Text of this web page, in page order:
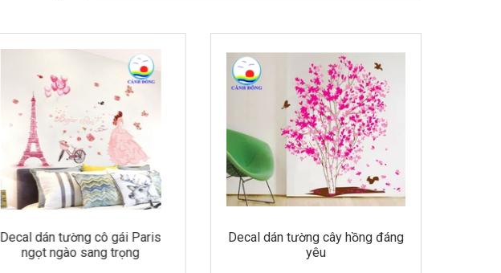
Decal dán tường cô gái Paris
ngọt ngào sang trọng
Decal dán tường cây hồng đáng
yêu